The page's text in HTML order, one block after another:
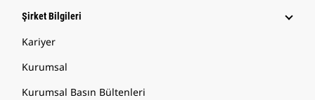
Şirket Bilgileri
Kariyer
Kurumsal
Kurumsal Basın Bültenleri